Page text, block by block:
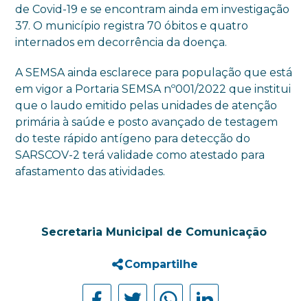
de Covid-19 e se encontram ainda em investigação
37. O município registra 70 óbitos e quatro
internados em decorrência da doença.
A SEMSA ainda esclarece para população que está
em vigor a Portaria SEMSA nº001/2022 que institui
que o laudo emitido pelas unidades de atenção
primária à saúde e posto avançado de testagem
do teste rápido antígeno para detecção do
SARSCOV-2 terá validade como atestado para
afastamento das atividades.
Secretaria Municipal de Comunicação
Compartilhe